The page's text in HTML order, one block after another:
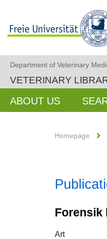
Department of Veterinary
VETERINARY
ABOUT US
Homepage
Forensik
Art